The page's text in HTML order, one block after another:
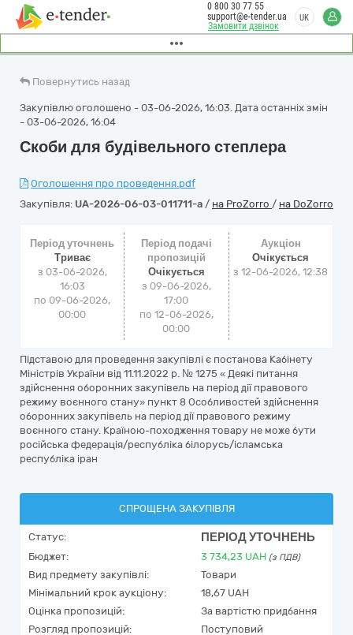
Замовити дзвінок
0 800 30 77 55
support@e-tender.ua
UK
Повернутись назад
Закупівлю оголошено - 03-06-2026, 16:03. Дата останніх змін
- 03-06-2026, 16:04
Скоби для будівельного степлера
Оголошення про проведення.pdf
Закупівля: UA-2026-06-03-011711-a / на ProZorro / на DoZorro
Період уточнень
Триває
з 03-06-2026,
16:03
по 09-06-2026,
00:00
Період подачі
пропозицій
Очікується
з 09-06-2026,
17:00
по 12-06-2026,
00:00
Аукціон
Очікується
з12-06-2026, 12:38
Підставою для проведення закупівлі є постанова Кабінету
Міністрів України від 11.11.2022 р. № 1275 « Деякі питання
здійснення оборонних закупівель на період дії правового
режиму воєнного стану» пункт 8 Особливостей здійснення
оборонних закупівель на період дії правового режиму
воєнного стану. Країною-походження товару не може бути
російська федерація/республіка білорусь/ісламська
республіка іран
СПРОЩЕНА ЗАКУПІВЛЯ
Статус: ПЕРІОД УТОЧНЕНЬ
Бюджет: 3 734,23 UAH (з ПДВ)
Вид предмету закупівлі:
Товари
Мінімальний крок аукціону:
18,67 UAH
Оцінка пропозицій:
За вартістю придбання
Розгляд пропозицій:
Поступовий